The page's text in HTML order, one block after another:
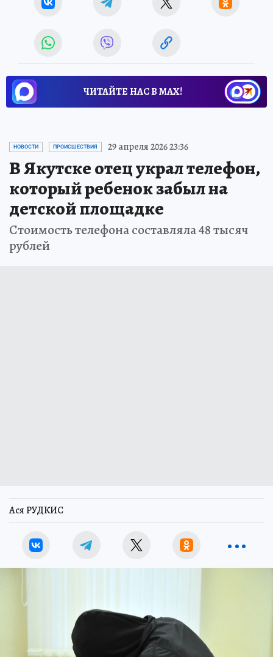
ЧИТАЙТЕ НАС В МАХ!
НОВОСТИ ПРОИСШЕСТВИЯ 29 апреля 2026 23:36
В Якутске отец украл телефон,
который ребенок забыл на
детской площадке
Стоимость телефона составляла 48 тысяч
рублей
Ася РУДКИС